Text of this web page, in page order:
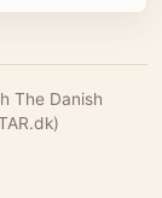
The Danish